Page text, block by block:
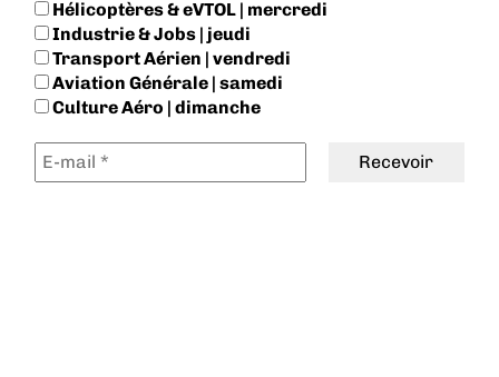
Hélicoptères & eVTOL | mercredi
Industrie & Jobs | jeudi
Transport Aérien | vendredi
Aviation Générale | samedi
Culture Aéro | dimanche